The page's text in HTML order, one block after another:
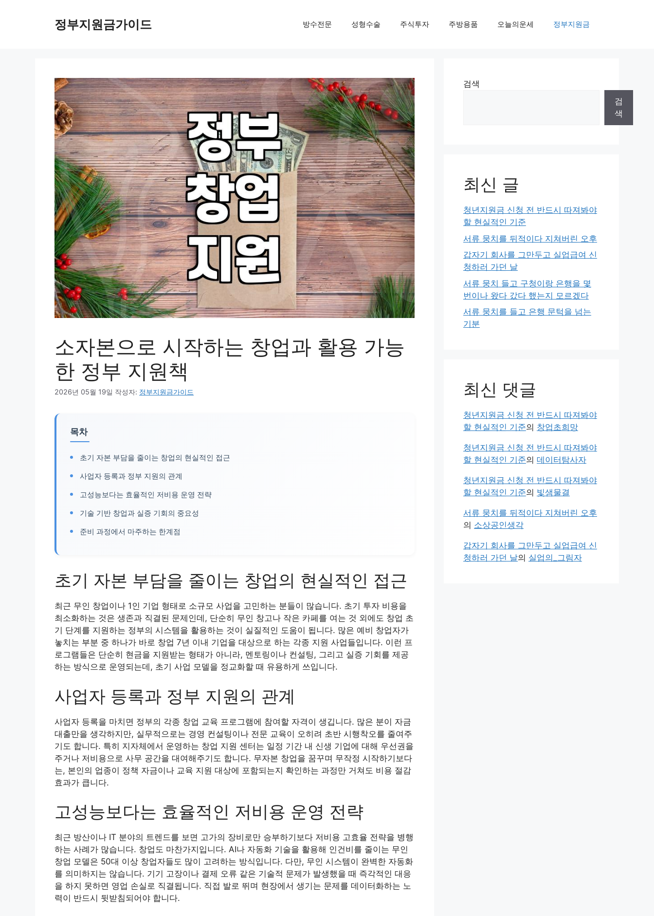
정부지원금가이드 방수전문 성형수술 주식투자 주방용품 오늘의운세 정부지원금
소자본으로 시작하는 창업과 활용 가능
한 정부 지원책
2026년 05월 19일 작성자: 정부지원금가이드
목차
초기 자본 부담을 줄이는 창업의 현실적인 접근
사업자 등록과 정부 지원의 관계
고성능보다는 효율적인 저비용 운영 전략
기술 기반 창업과 실증 기회의 중요성
준비 과정에서 마주하는 한계점
초기 자본 부담을 줄이는 창업의 현실적인 접근
최근 무인 창업이나 1인 기업 형태로 소규모 사업을 고민하는 분들이 많습니다. 초기 투자 비용을
최소화하는 것은 생존과 직결된 문제인데, 단순히 무인 창고나 작은 카페를 여는 것 외에도 창업 초
기 단계를 지원하는 정부의 시스템을 활용하는 것이 실질적인 도움이 됩니다. 많은 예비 창업자가
놓치는 부분 중 하나가 바로 창업 7년 이내 기업을 대상으로 하는 각종 지원 사업들입니다. 이런 프
로그램들은 단순히 현금을 지원받는 형태가 아니라, 멘토링이나 컨설팅, 그리고 실증 기회를 제공
하는 방식으로 운영되는데, 초기 사업 모델을 정교화할 때 유용하게 쓰입니다.
사업자 등록과 정부 지원의 관계
사업자 등록을 마치면 정부의 각종 창업 교육 프로그램에 참여할 자격이 생깁니다. 많은 분이 자금
대출만을 생각하지만, 실무적으로는 경영 컨설팅이나 전문 교육이 오히려 초반 시행착오를 줄여주
기도 합니다. 특히 지자체에서 운영하는 창업 지원 센터는 일정 기간 내 신생 기업에 대해 우선권을
주거나 저비용으로 사무 공간을 대여해주기도 합니다. 무자본 창업을 꿈꾸며 무작정 시작하기보다
는, 본인의 업종이 정책 자금이나 교육 지원 대상에 포함되는지 확인하는 과정만 거쳐도 비용 절감
효과가 큽니다.
고성능보다는 효율적인 저비용 운영 전략
최근 방산이나 IT 분야의 트렌드를 보면 고가의 장비로만 승부하기보다 저비용 고효율 전략을 병행
하는 사례가 많습니다. 창업도 마찬가지입니다. AI나 자동화 기술을 활용해 인건비를 줄이는 무인
창업 모델은 50대 이상 창업자들도 많이 고려하는 방식입니다. 다만, 무인 시스템이 완벽한 자동화
를 의미하지는 않습니다. 기기 고장이나 결제 오류 같은 기술적 문제가 발생했을 때 즉각적인 대응
을 하지 못하면 영업 손실로 직결됩니다. 직접 발로 뛰며 현장에서 생기는 문제를 데이터화하는 노
력이 반드시 뒷받침되어야 합니다.
검색
검
색
최신 글
청년지원금 신청 전 반드시 따져봐야
할 현실적인 기준
서류 뭉치를 뒤적이다 지쳐버린 오후
갑자기 회사를 그만두고 실업급여 신
청하러 가던 날
서류 뭉치 들고 구청이랑 은행을 몇
번이나 왔다 갔다 했는지 모르겠다
서류 뭉치를 들고 은행 문턱을 넘는
기분
최신 댓글
청년지원금 신청 전 반드시 따져봐야
할 현실적인 기준의 창업초희망
청년지원금 신청 전 반드시 따져봐야
할 현실적인 기준의 데이터탐사자
청년지원금 신청 전 반드시 따져봐야
할 현실적인 기준의 빛샘물결
서류 뭉치를 뒤적이다 지쳐버린 오후
의 소상공인생각
갑자기 회사를 그만두고 실업급여 신
청하러 가던 날의 실업의_그림자